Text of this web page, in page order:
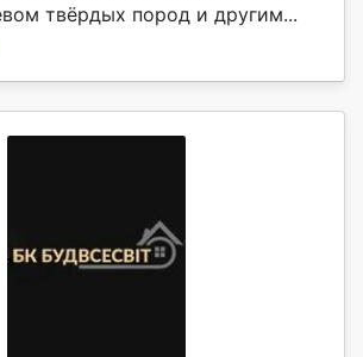
твёрдых пород и другим...